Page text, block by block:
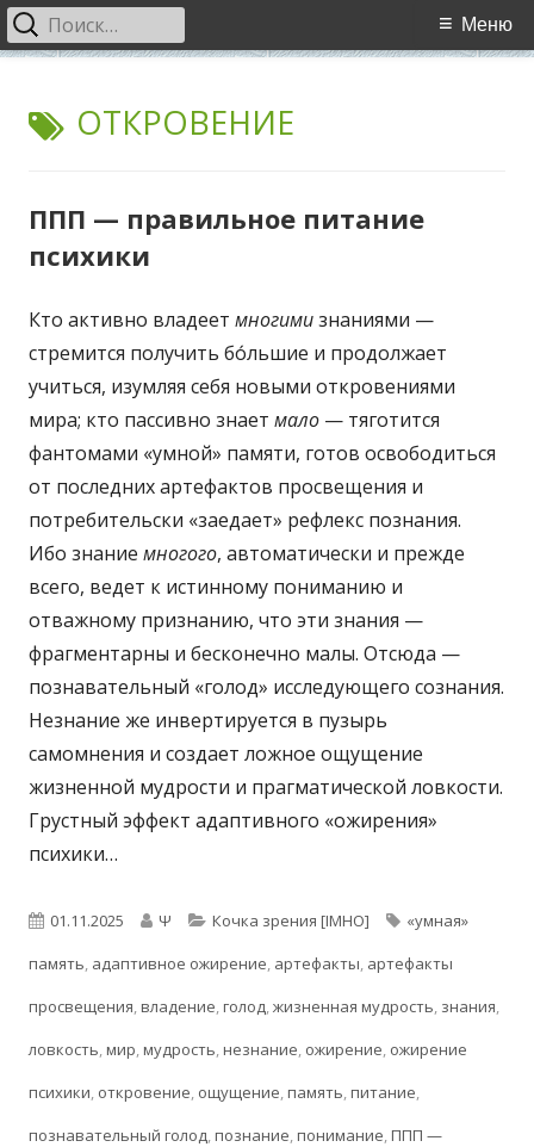
содержимому
Взаимодействие
Основное
Меню
Найти:
МЕТКА:
ОТКРОВЕНИЕ
ППП — правильное питание
психики
Кто активно владеет многимизнаниями —
стремится получить бо́льшие и продолжает
учиться, изумляя себя новыми откровениями
мира; кто пассивно знает мало — тяготится
фантомами «умной» памяти, готов освободиться
от последних артефактов просвещения и
потребительски «заедает» рефлекс познания.
Ибо знание многого, автоматически и прежде
всего, ведет к истинному пониманию и
отважному признанию, что эти знания —
фрагментарны и бесконечно малы. Отсюда —
познавательный «голод» исследующего сознания.
Незнание же инвертируется в пузырь
самомнения и создает ложное ощущение
жизненной мудрости и прагматической ловкости.
Грустный эффект адаптивного «ожирения»
психики…
Опубликовано
01.11.2025 Автор
Ψ Рубрики
Кочка зрения [IMHO] Метки
«умная»
память, адаптивное ожирение, артефакты, артефакты
просвещения,владение,голод,жизненная мудрость, знания,
ловкость,мир,мудрость,незнание, ожирение, ожирение
психики, откровение, ощущение,память,питание,
познавательный голод,познание,понимание,ППП —